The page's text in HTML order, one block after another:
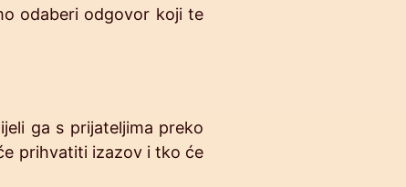
odaberi odgovor koji te
ga s prijateljima preko
prihvatiti izazov i tko će